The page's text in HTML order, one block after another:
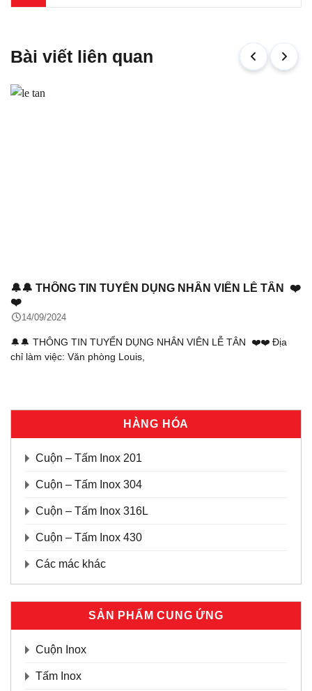
Bài viết liên quan
🔔🔔 THÔNG TIN TUYỂN DỤNG NHÂN VIÊN LỄ TÂN ❤️
❤️
14/09/2024
🔔🔔 THÔNG TIN TUYỂN DỤNG NHÂN VIÊN LỄ TÂN ❤️❤️ Địa
chỉ làm việc: Văn phòng Louis,
HÀNG HÓA
Cuộn – Tấm Inox 201
Cuộn – Tấm Inox 304
Cuộn – Tấm Inox 316L
Cuộn – Tấm Inox 430
Các mác khác
SẢN PHẨM CUNG ỨNG
Cuộn Inox
Tấm Inox